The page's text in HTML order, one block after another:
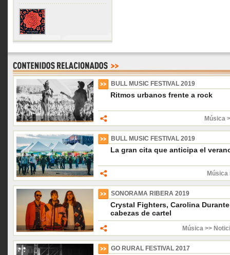
BULL MUSIC FESTIVAL 2019
Ritmos urbanos frente a rock
Música
BULL MUSIC FESTIVAL 2019
La gran cita que anticipa el
Música
SONORAMA RIBERA 2019
Crystal Fighters, Carolina
cabezas de cartel
Música >>
GO RURAL FESTIVAL 2017